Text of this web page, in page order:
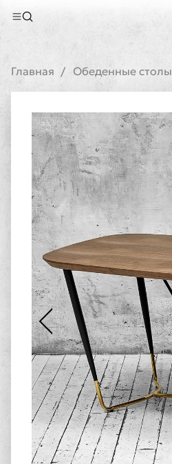
Главная Обеденные столы